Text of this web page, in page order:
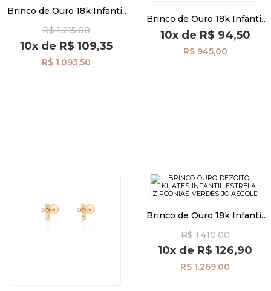
Brinco de Ouro 18k Infantil
R$ 1.215,00
10xde R$ 109,35
R$ 1.093,50
Brinco de Ouro 18k Infantil
Coração com Zircônia
Pendurada br29512
10xde R$ 94,50
R$ 945,00
Brinco de Ouro 18k Infantil
Verdes br29509
R$ 1.410,00
10x de R$ 126,90
R$ 1.269,00